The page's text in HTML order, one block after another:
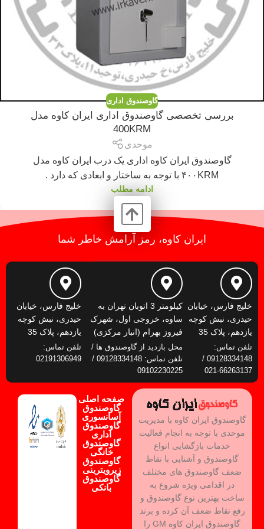
گاوصندوق اداری
بررسی تخصصی گاوصندوق اداری ایران کاوه مدل
400KRM
موحدی
گاوصندوق ایران کاوه اداری یک درب ایران کاوه مدل
۴۰۰KRM با توجه به ساختار و ابعادی که دارد .
ادامه مطلب
ایران کاوه، رمز آرامش خاطر شما
خلیج فارس، خیابان
حیدری، نبش کوچه
یازدهم، پلاک 35
تلفن تماس:
09128334148 /
66263137-021
کیلومتر 3 اتوبان تهران به
ساوه، خروجی اول، شهرک
فیروز بهرام (انبار مرکزی)
محل بازدید از گاوصندوق ها /
تلفن تماس: 09128334148 /
09102230225
خلیج فارس، خیابان
حیدری، نبش کوچه
یازدهم، پلاک 35
تلفن تماس:
02191306949
گاوصندوق ایران کاوه با مدیریت
موحدی با توجه به انجام فعالیت
خدمات بازگشایی انواع
گاوصندوق و آشنایی با نقاط
ضعف گاوصندوق های مختلف
در اقدامی ویژه شروع به
ساخت بهترین نوع گاوصندوق و
رفع نقاط ضعف آن کرده و برند
گاوصندوق ایران کاوه GM را
صفحه اصلی
گاوصندوق
آسانسوری
گاوصندوق
اداری
گاوصندوق
خانگی
گاوصندوق
زیرویترینی
گاوصندوق
بانکی